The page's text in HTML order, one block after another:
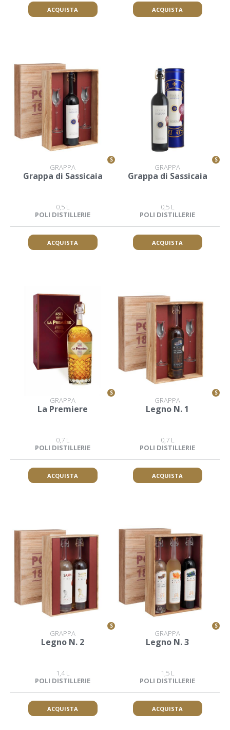
ACQUISTA ACQUISTA
S
GRAPPA
Grappa di Sassicaia
0,5 L
POLI DISTILLERIE
ACQUISTA
S
GRAPPA
Grappa di Sassicaia
0,5 L
POLI DISTILLERIE
ACQUISTA
S
GRAPPA
La Premiere
0,7 L
POLI DISTILLERIE
ACQUISTA
S
GRAPPA
Legno N. 1
0,7 L
POLI DISTILLERIE
ACQUISTA
S
GRAPPA
Legno N. 2
1,4 L
POLI DISTILLERIE
ACQUISTA
S
GRAPPA
Legno N. 3
1,5 L
POLI DISTILLERIE
ACQUISTA